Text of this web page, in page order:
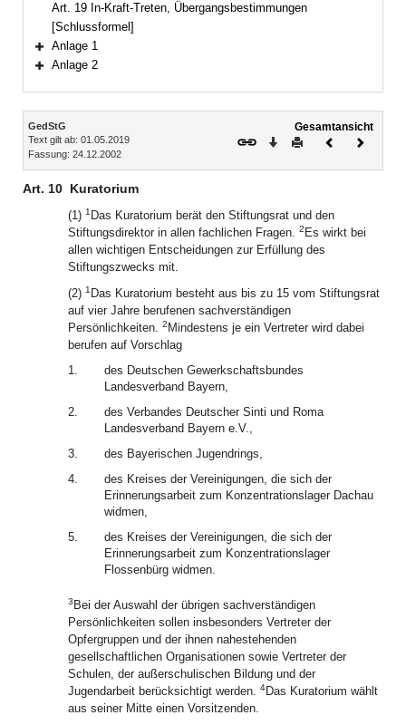
Art. 19 In-Kraft-Treten, Übergangsbestimmungen
[Schlussformel]
Bereich erweitern
Anlage 1
Anlage 2
Inhalt
GedStG
Text gilt ab: 01.05.2019
Fassung: 24.12.2002
Gesamtansicht
Download
DruckenVorheriges
Art. 10 Kuratorium
(1) 1 Das Kuratorium berät den Stiftungsrat und den
Stiftungsdirektor in allen fachlichen Fragen. 2 Es wirkt bei
allen wichtigen Entscheidungen zur Erfüllung des
Stiftungszwecks mit.
(2) 1 Das Kuratorium besteht aus bis zu 15 vom Stiftungsrat
auf vier Jahre berufenen sachverständigen
Persönlichkeiten. 2 Mindestens je ein Vertreter wird dabei
berufen auf Vorschlag
1.
des Deutschen Gewerkschaftsbundes
Landesverband Bayern,
2.
des Verbandes Deutscher Sinti und Roma
Landesverband Bayern e.V.,
3.
des Bayerischen Jugendrings,
4.
des Kreises der Vereinigungen, die sich der
Erinnerungsarbeit zum Konzentrationslager Dachau
widmen,
5.
des Kreises der Vereinigungen, die sich der
Erinnerungsarbeit zum Konzentrationslager
Flossenbürg widmen.
3 Bei der Auswahl der übrigen sachverständigen
Persönlichkeiten sollen insbesonders Vertreter der
Opfergruppen und der ihnen nahestehenden
gesellschaftlichen Organisationen sowie Vertreter der
Schulen, der außerschulischen Bildung und der
Jugendarbeit berücksichtigt werden. 4Das Kuratorium wählt
aus seiner Mitte einen Vorsitzenden.